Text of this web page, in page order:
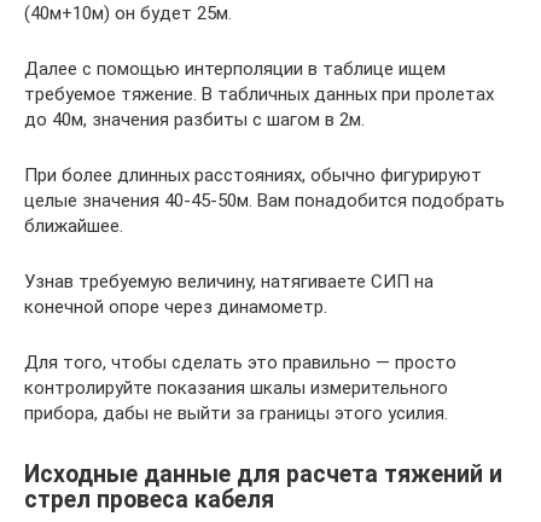
(40м+10м) он будет 25м.
Далее с помощью интерполяции в таблице ищем
требуемое тяжение. В табличных данных при пролетах
до 40м, значения разбиты с шагом в 2м.
При более длинных расстояниях, обычно фигурируют
целые значения 40-45-50м. Вам понадобится подобрать
ближайшее.
Узнав требуемую величину, натягиваете СИП на
конечной опоре через динамометр.
Для того, чтобы сделать это правильно — просто
контролируйте показания шкалы измерительного
прибора, дабы не выйти за границы этого усилия.
Исходные данные для расчета тяжений и
стрел провеса кабеля